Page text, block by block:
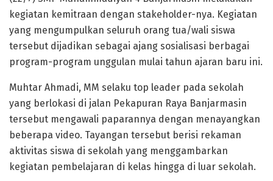
kegiatan kemitraan dengan stakeholder-nya. Kegiatan
yang mengumpulkan seluruh orang tua/wali siswa
tersebut dijadikan sebagai ajang sosialisasi berbagai
program-program unggulan mulai tahun ajaran baru ini.
Muhtar Ahmadi, MM selaku top leader pada sekolah
yang berlokasi di jalan Pekapuran Raya Banjarmasin
tersebut mengawali paparannya dengan menayangkan
beberapa video. Tayangan tersebut berisi rekaman
aktivitas siswa di sekolah yang menggambarkan
kegiatan pembelajaran di kelas hingga di luar sekolah.